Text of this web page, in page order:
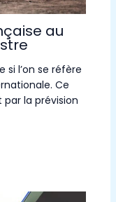
au
si l’on se réfère
Ce
la prévision